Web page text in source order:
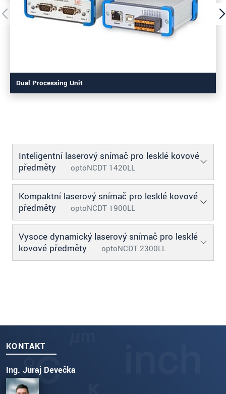
Dual Processing Unit
Inteligentní laserový snímač pro lesklé kovové
předměty
optoNCDT 1420LL
Kompaktní laserový snímač pro lesklé kovové
předměty
optoNCDT 1900LL
Vysoce dynamický laserový snímač pro lesklé
kovové předměty
optoNCDT 2300LL
KONTAKT
Ing. Juraj Devečka